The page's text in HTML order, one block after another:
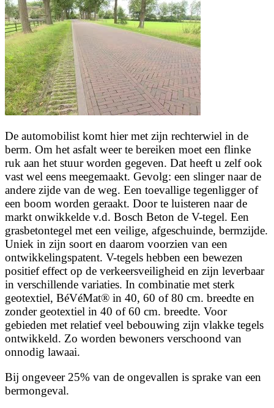
De automobilist komt hier met zijn rechterwiel in de
berm. Om het asfalt weer te bereiken moet een flinke
ruk aan het stuur worden gegeven. Dat heeft u zelf ook
vast wel eens meegemaakt. Gevolg: een slinger naar de
andere zijde van de weg. Een toevallige tegenligger of
een boom worden geraakt. Door te luisteren naar de
markt onwikkelde v.d. Bosch Beton de V-tegel. Een
grasbetontegel met een veilige, afgeschuinde, bermzijde.
Uniek in zijn soort en daarom voorzien van een
ontwikkelingspatent. V-tegels hebben een bewezen
positief effect op de verkeersveiligheid en zijn leverbaar
in verschillende variaties. In combinatie met sterk
geotextiel, BéVéMat® in 40, 60 of 80 cm. breedte en
zonder geotextiel in 40 of 60 cm. breedte. Voor
gebieden met relatief veel bebouwing zijn vlakke tegels
ontwikkeld. Zo worden bewoners verschoond van
onnodig lawaai.
Bij ongeveer 25% van de ongevallen is sprake van een
bermongeval.